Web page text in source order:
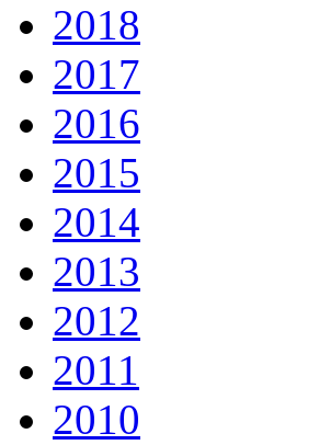
2018
2017
2016
2015
2014
2013
2012
2011
2010